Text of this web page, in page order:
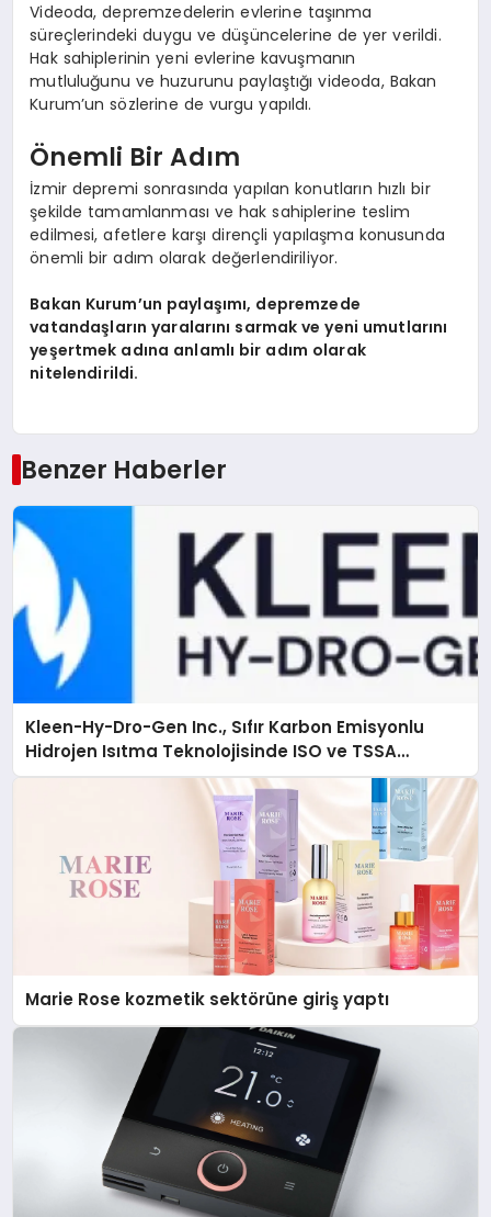
Videoda, depremzedelerin evlerine taşınma
süreçlerindeki duygu ve düşüncelerine de yer verildi.
Hak sahiplerinin yeni evlerine kavuşmanın
mutluluğunu ve huzurunu paylaştığı videoda, Bakan
Kurum’un sözlerine de vurgu yapıldı.
Önemli Bir Adım
İzmir depremi sonrasında yapılan konutların hızlı bir
şekilde tamamlanması ve hak sahiplerine teslim
edilmesi, afetlere karşı dirençli yapılaşma konusunda
önemli bir adım olarak değerlendiriliyor.
Bakan Kurum’un paylaşımı, depremzede
vatandaşların yaralarını sarmak ve yeni umutlarını
yeşertmek adına anlamlı bir adım olarak
nitelendirildi.
Benzer Haberler
Kleen-Hy-Dro-Gen Inc., Sıfır Karbon Emisyonlu
Hidrojen Isıtma Teknolojisinde ISO ve TSSA
Düzenleyici Onaylarını Aldı
Marie Rose kozmetik sektörüne giriş yaptı